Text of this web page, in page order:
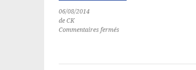
06/08/2014
de CK
Commentaires ferméssur
Publicité